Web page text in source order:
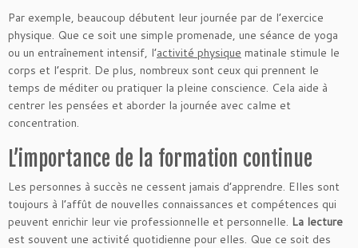
Par exemple, beaucoup débutent leur journée par de l’exercice
physique. Que ce soit une simple promenade, une séance de yoga
ou un entraînement intensif, l’activité physique matinale stimule le
corps et l’esprit. De plus, nombreux sont ceux qui prennent le
temps de méditer ou pratiquer la pleine conscience. Cela aide à
centrer les pensées et aborder la journée avec calme et
concentration.
L’importance de la formation continue
Les personnes à succès ne cessent jamais d’apprendre. Elles sont
toujours à l’affût de nouvelles connaissances et compétences qui
peuvent enrichir leur vie professionnelle et personnelle. La lecture
est souvent une activité quotidienne pour elles. Que ce soit des